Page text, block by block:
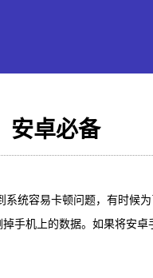
复
数据轻松恢复
安卓必备
统容易卡顿问题，有时候
手机上的数据。如果将安卓